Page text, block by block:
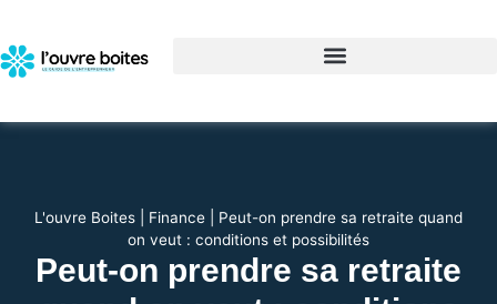
L'ouvre Boites Finance
Peut-on prendre sa retraite quand
on veut : conditions et possibilités
Peut-on prendre sa retraite